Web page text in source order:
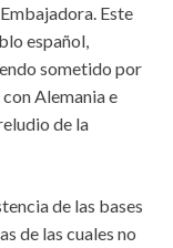
Este
español,
sometido por
Alemania e
de la
de las bases
de las cuales no